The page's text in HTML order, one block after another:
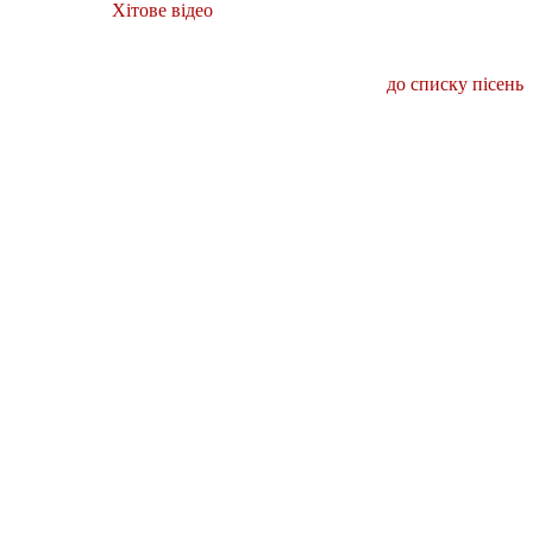
Хітове відео
до списку пісень